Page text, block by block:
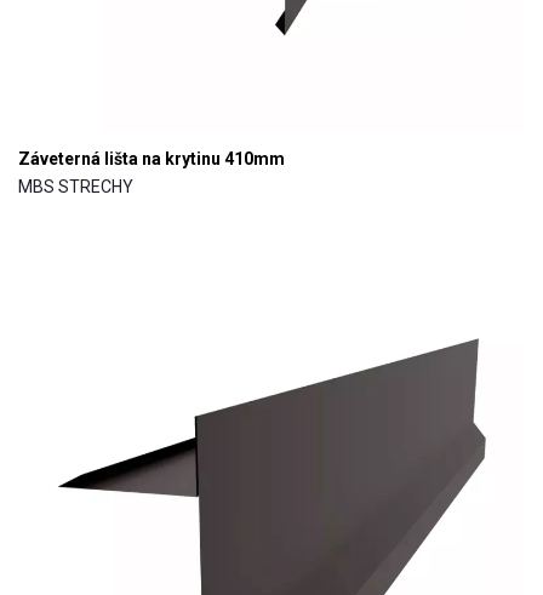
Záveterná lišta na krytinu 410mm
MBS STRECHY